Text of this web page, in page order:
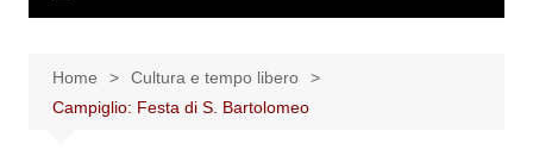
Home
Cultura e tempo libero
Campiglio: Festa di S. Bartolomeo